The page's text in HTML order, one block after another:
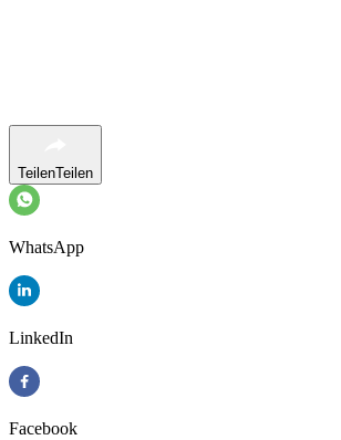
TeilenTeilen
WhatsApp
LinkedIn
Facebook